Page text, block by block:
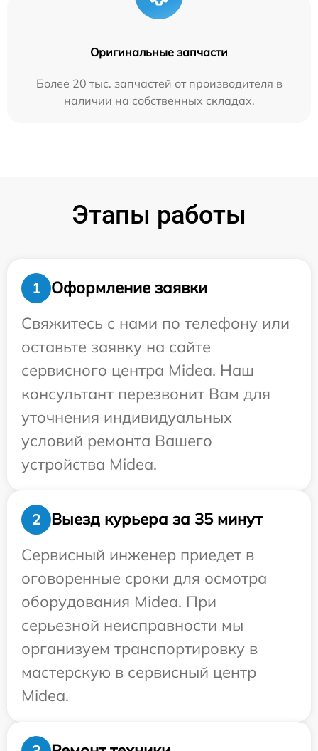
Оригинальные запчасти
Более 20 тыс. запчастей от производителя в
наличии на собственных складах.
Этапы работы
1
Оформление заявки
Свяжитесь с нами по телефону или
оставьте заявку на сайте
сервисного центра Midea. Наш
консультант перезвонит Вам для
уточнения индивидуальных
условий ремонта Вашего
устройства Midea.
2
Выезд курьера за 35 минут
Сервисный инженер приедет в
оговоренные сроки для осмотра
оборудования Midea. При
серьезной неисправности мы
организуем транспортировку в
мастерскую в сервисный центр
Midea.